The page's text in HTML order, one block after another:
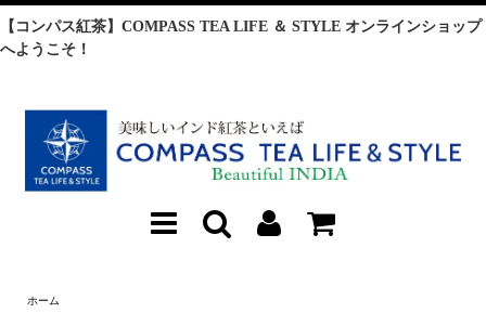
【コンパス紅茶】COMPASS TEA LIFE ＆ STYLE オンラインショップ
へようこそ！
ホーム